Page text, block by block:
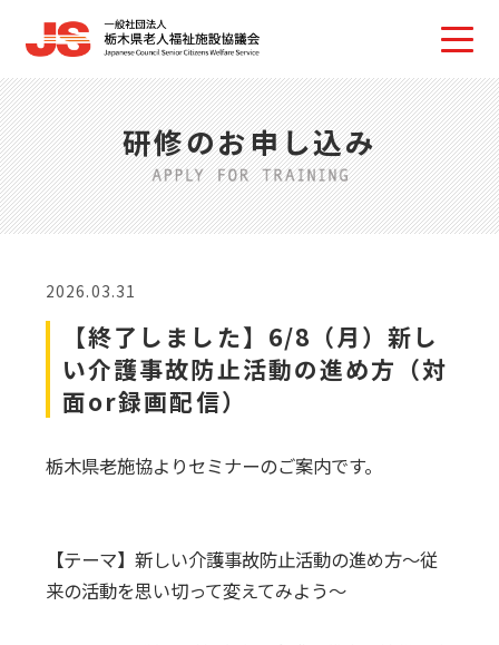
研修のお申し込み
2026.03.31
【終了しました】6/8（月）新し
い介護事故防止活動の進め方（対
面or録画配信）
栃木県老施協よりセミナーのご案内です。
【テーマ】新しい介護事故防止活動の進め方～従
来の活動を思い切って変えてみよう～